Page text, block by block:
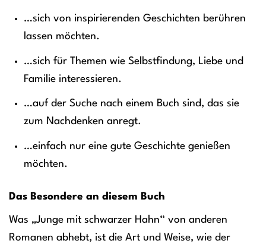
…sich von inspirierenden Geschichten berühren
lassen möchten.
…sich für Themen wie Selbstfindung, Liebe und
Familie interessieren.
…auf der Suche nach einem Buch sind, das sie
zum Nachdenken anregt.
…einfach nur eine gute Geschichte genießen
möchten.
Das Besondere an diesem Buch
Was „Junge mit schwarzer Hahn“ von anderen
Romanen abhebt, ist die Art und Weise, wie der